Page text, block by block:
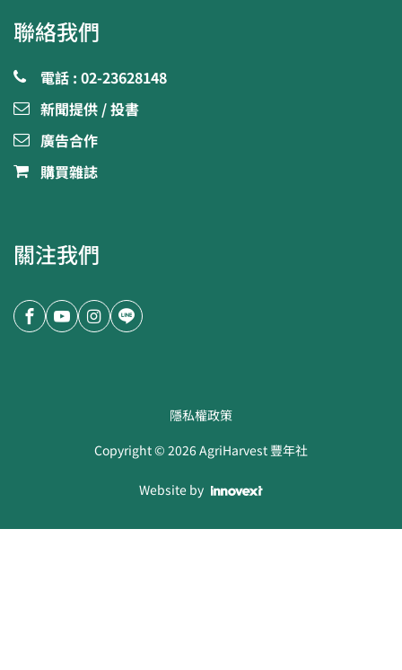
聯絡我們
電話 : 02-23628148
新聞提供 / 投書
廣告合作
購買雜誌
關注我們
隱私權政策
Copyright ©2026AgriHarvest 豐年社
Website by